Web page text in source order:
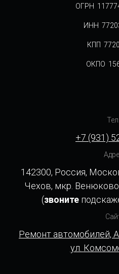
ОГРН
ИНН
КПП
ОКПО
Тел.
+7 (931)
142300, Россия,
Чехов, мкр.
(звоните
Ремонт автомобилей,
ул.